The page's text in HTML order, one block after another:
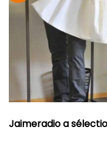
Jaimeradio a